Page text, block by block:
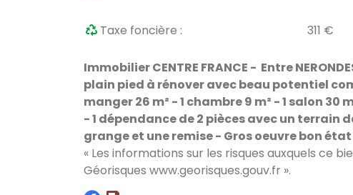
Taxe foncière :
311 €
Immobilier CENTRE FRANCE - Entre
plain pied à rénover avec beau potentiel
manger 26 m² - 1 chambre 9 m² - 1 salon 30
- 1 dépendance de 2 pièces avec un terrain
grange et une remise - Gros oeuvre bon état
« Les informations sur les risques auxquels ce
Géorisques www.georisques.gouv.fr ».